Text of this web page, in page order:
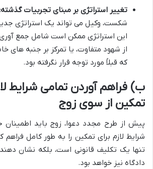
تغییر استراتژی بر مبنای تجربیات
شکست، وکیل می تواند یک استراتژی
این استراتژی ممکن است شامل جمع
از شهود متفاوت، یا تمرکز بر جنبه های
که قبلاً مورد توجه قرار نگرفته بود.
ب) فراهم آوردن تمامی شرایط
تمکین از سوی زوج
پیش از طرح مجدد دعوا، زوج باید
شرایط لازم برای تمکین را به طور کامل
تنها یک تکلیف قانونی است، بلکه نشان
دادگاه نیز خواهد بود.